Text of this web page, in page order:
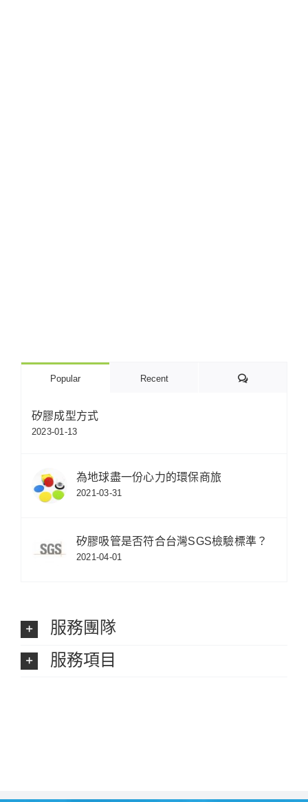
Popular Recent Comments
矽膠成型方式
2023-01-13
為地球盡一份心力的環保商旅
2021-03-31
矽膠吸管是否符合台灣SGS檢驗標準？
2021-04-01
服務團隊
服務項目